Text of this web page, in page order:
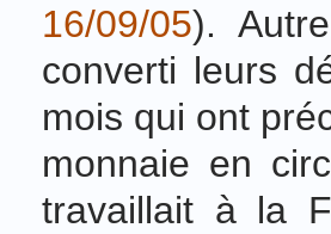
16/09/05).
converti leurs
mois qui ont
monnaie en
travaillait à la